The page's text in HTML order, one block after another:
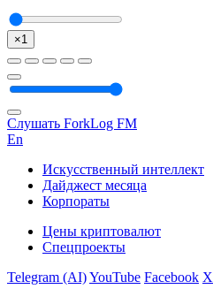
×1
Слушать ForkLog FM
En
Искусственный интеллект
Дайджест месяца
Корпораты
Цены криптовалют
Спецпроекты
Telegram (AI)YouTube Facebook X